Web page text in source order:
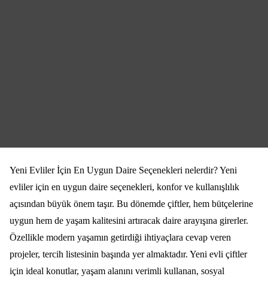
Yeni Evliler İçin En Uygun Daire Seçenekleri nelerdir? Yeni
evliler için en uygun daire seçenekleri, konfor ve kullanışlılık
açısından büyük önem taşır. Bu dönemde çiftler, hem bütçelerine
uygun hem de yaşam kalitesini artıracak daire arayışına girerler.
Özellikle modern yaşamın getirdiği ihtiyaçlara cevap veren
projeler, tercih listesinin başında yer almaktadır. Yeni evli çiftler
için ideal konutlar, yaşam alanını verimli kullanan, sosyal